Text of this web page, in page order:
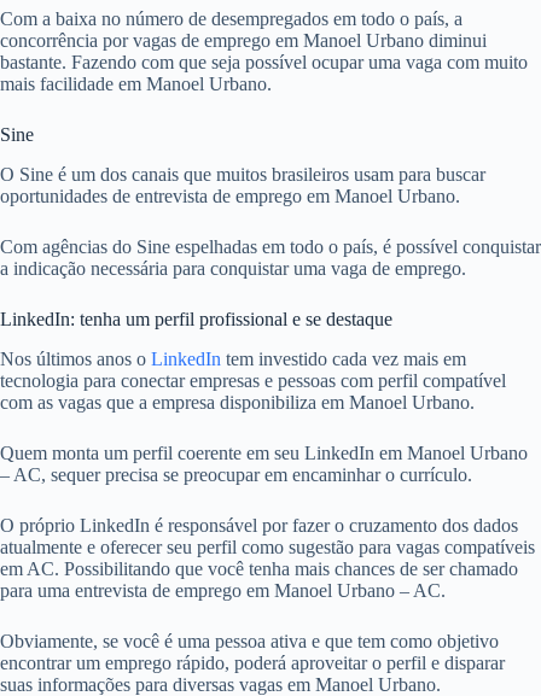
Com a baixa no número de desempregados em todo o país, a
concorrência por vagas de emprego em Manoel Urbano diminui
bastante. Fazendo com que seja possível ocupar uma vaga com muito
mais facilidade em Manoel Urbano.
Sine
O Sine é um dos canais que muitos brasileiros usam para buscar
oportunidades de entrevista de emprego em Manoel Urbano.
Com agências do Sine espelhadas em todo o país, é possível conquistar
a indicação necessária para conquistar uma vaga de emprego.
LinkedIn: tenha um perfil profissional e se destaque
Nos últimos anos o LinkedIn tem investido cada vez mais em
tecnologia para conectar empresas e pessoas com perfil compatível
com as vagas que a empresa disponibiliza em Manoel Urbano.
Quem monta um perfil coerente em seu LinkedIn em Manoel Urbano
– AC, sequer precisa se preocupar em encaminhar o currículo.
O próprio LinkedIn é responsável por fazer o cruzamento dos dados
atualmente e oferecer seu perfil como sugestão para vagas compatíveis
em AC. Possibilitando que você tenha mais chances de ser chamado
para uma entrevista de emprego em Manoel Urbano – AC.
Obviamente, se você é uma pessoa ativa e que tem como objetivo
encontrar um emprego rápido, poderá aproveitar o perfil e disparar
suas informações para diversas vagas em Manoel Urbano.